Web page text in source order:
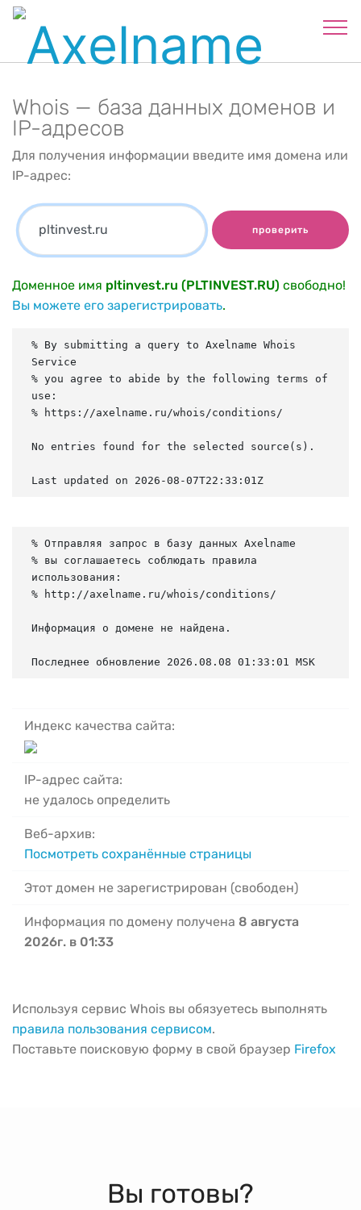
Whois — база данных доменов и
IP-адресов
Для получения информации введите имя домена или
IP-адрес:
проверить
Доменное имя pltinvest.ru (PLTINVEST.RU) свободно!
Вы можете его зарегистрировать.
% By submitting a query to Axelname Whois
Service
% you agree to abide by the following terms of
use:
% https://axelname.ru/whois/conditions/
No entries found for the selected source(s).
Last updated on 2026-08-07T22:33:01Z
% Отправляя запрос в базу данных Axelname
% вы соглашаетесь соблюдать правила
использования:
% http://axelname.ru/whois/conditions/
Информация о домене не найдена.
Последнее обновление 2026.08.08 01:33:01 MSK
Индекс качества сайта:
IP-адрес сайта:
не удалось определить
Веб-архив:
Посмотреть сохранённые страницы
Этот домен не зарегистрирован (свободен)
Информация по домену получена 8 августа
2026г. в 01:33
Используя сервис Whois вы обязуетесь выполнять
правила пользования сервисом.
Поставьте поисковую форму в свой браузер Firefox
Вы готовы?